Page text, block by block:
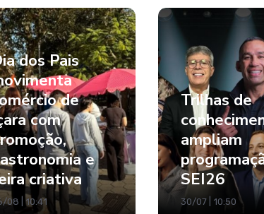
dos Pais
de
com
e
criativa
08 | 10:41
Trilhas de
ampliam
SEI26
30/07 | 10:50